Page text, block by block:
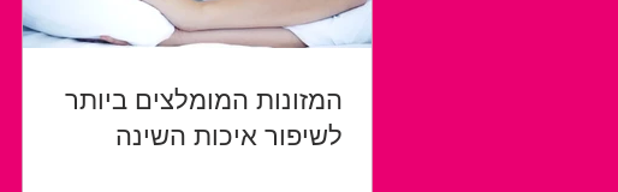
המזונות המומלצים ביותר
לשיפור איכות השינה